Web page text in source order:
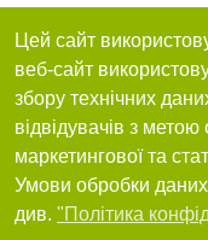
Цей сайт
веб-сайт
збору технічних
відвідувачів з
маркетингової та
Умови обробки даних
див. "Політика